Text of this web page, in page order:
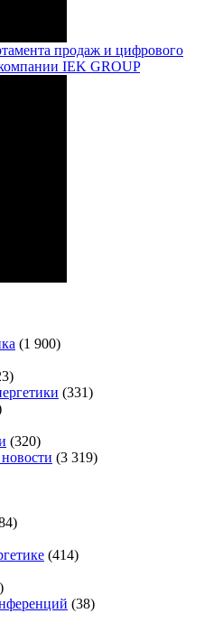
продаж и цифрового
компании IEK GROUP
(1 900)
(331)
(320)
(3 319)
(414)
(38)